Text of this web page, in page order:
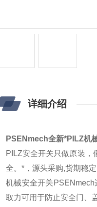
详细介绍
PSENmech全新*PILZ机
PILZ安全开关只做原装，
全。*，源头采购,货期稳
机械安全开关
取力可用于防止安全门、